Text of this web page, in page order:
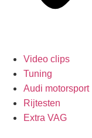
Video clips
Tuning
Audi motorsport
Rijtesten
Extra VAG